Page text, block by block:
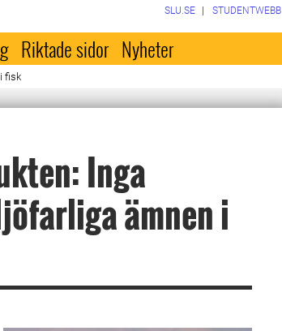
SLU.SE STUDENTWEBB
Riktade sidor Nyheter
fisk
Inga
ämnen i